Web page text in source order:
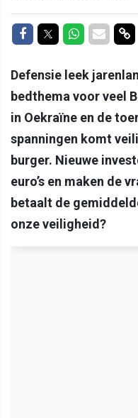
Delen op Facebook
Delen op Twitter
Delen op
Delen
Defensie leek
bedthema voor veel
in Oekraïne en de
spanningen komt
burger. Nieuwe
euro’s en maken de
betaalt de
onze veiligheid?